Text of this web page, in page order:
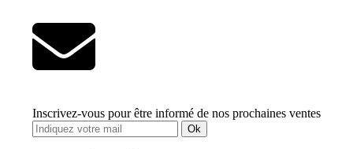
Inscrivez-vous pour être informé de nos prochaines ventes
Ok